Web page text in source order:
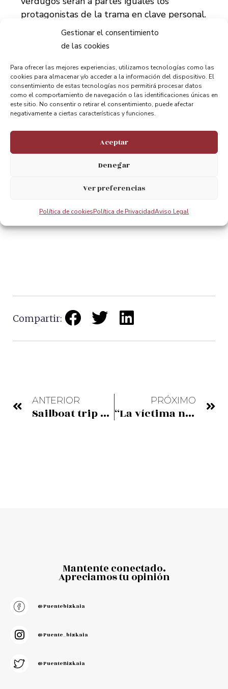
Gestionar el consentimiento
de las cookies
Para ofrecer las mejores experiencias, utilizamos tecnologías como las
cookies para almacenar y/o acceder a la información del dispositivo. El
consentimiento de estas tecnologías nos permitirá procesar datos
como el comportamiento de navegación o las identificaciones únicas en
este sitio. No consentir o retirar el consentimiento, puede afectar
negativamente a ciertas características y funciones.
Aceptar
Denegar
Ver preferencias
Política de cookiesPolítica de PrivacidadAviso Legal
protagonistas de la trama en clave personal.
La investigación policial se centrará en
atrapar a los responsables del ataque y dar
surgiendo a medida que avance el drama.
César Mateo, María de Nati, Verónika Moral,
Marcial Álvarez, Farah Hamed, Lisi Linder e
Alfonso Torregrosa, Itziar Lazkano, Khaled
Kouka, Moussa Echarif, Jesús Ruyman, Itziar
Bougarouame y Auritz Salteráin.
Descargar nota en PDF.
Compartir:
ANTERIOR
Sailboat trip along the estuary
PRÓXIMO
“La víctima número 8” afronta la recta final de su rodaje en Bilbao
Mantente conectado.
Apreciamos tu opinión
@puentebizkaia
@puente_bizkaia
@PuenteBizkaia